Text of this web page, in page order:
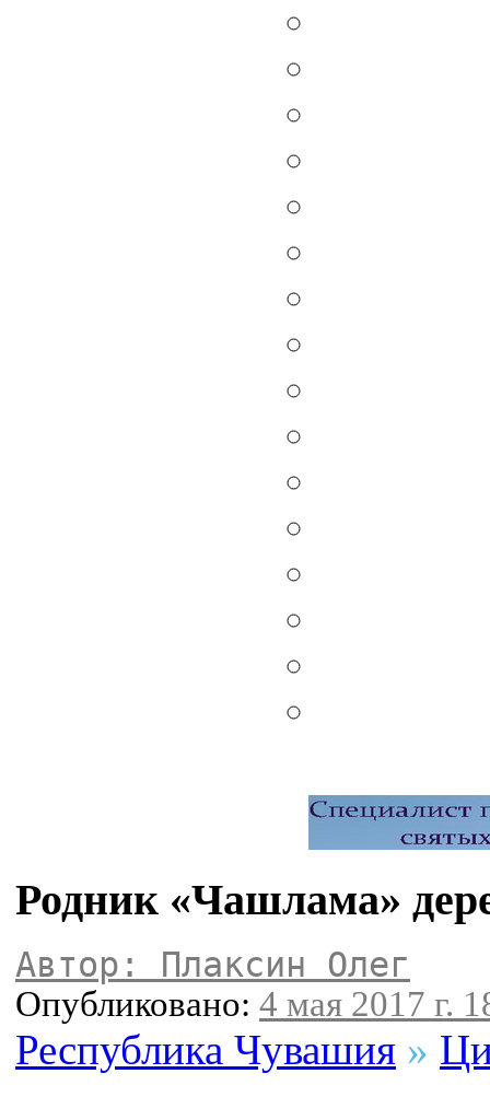
Родник «Чашлама»
Автор: Плаксин Олег
Опубликовано: 4 мая 2017 г.
Республика Чувашия »